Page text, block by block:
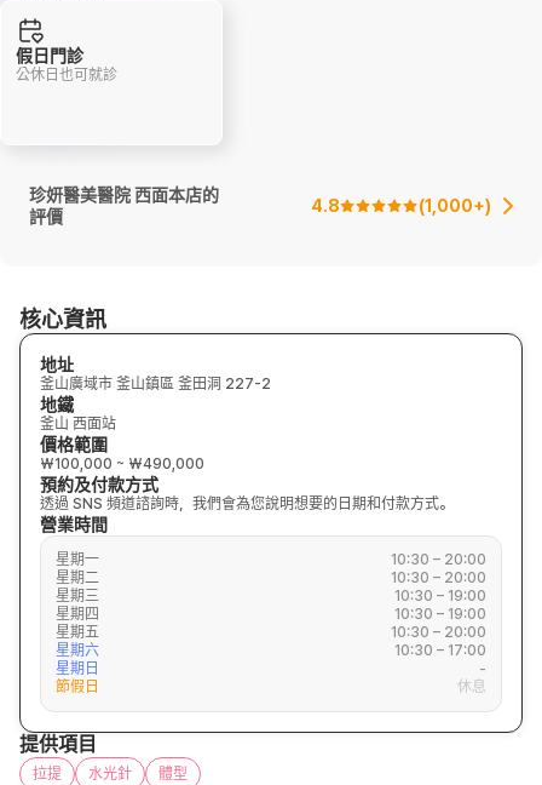
假日門診
公休日也可就診
珍妍醫美醫院 西面本店的
評價
4.8 (1,000+)
核心資訊
地址
釜山廣域市 釜山鎮區 釜田洞 227-2
地鐵
釜山 西面站
價格範圍
₩100,000 ~ ₩490,000
預約及付款方式
透過 SNS 頻道諮詢時，我們會為您說明想要的日期和付款方式。
營業時間
星期一
10:30 – 20:00
星期二
10:30 – 20:00
星期三
10:30 – 19:00
星期四
10:30 – 19:00
星期五
10:30 – 20:00
星期六
10:30 – 17:00
星期日
-
節假日
休息
提供項目
拉提 水光針 體型